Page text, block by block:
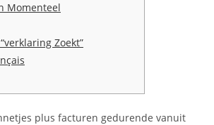
Momenteel
Zoekt”
plus facturen gedurende vanuit